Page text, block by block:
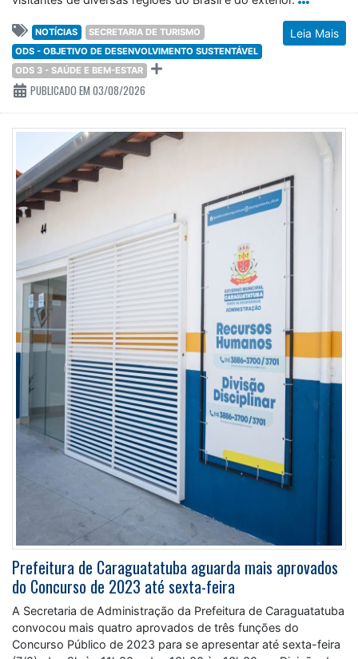
Leia Mais
NOTÍCIAS
SECRETARIA DE TURISMO
ODS - OBJETIVO DE DESENVOLVIMENTO SUSTENTÁVEL
ODS 3 - SAÚDE E BEM-ESTAR
PUBLICADO EM 03/08/2026
Prefeitura de Caraguatatuba aguarda mais aprovados
do Concurso de 2023 até sexta-feira
A Secretaria de Administração da Prefeitura de Caraguatatuba
convocou mais quatro aprovados de três funções do
Concurso Público de 2023 para se apresentar até sexta-feira